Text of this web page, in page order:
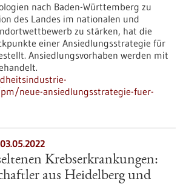
nach Baden-Württemberg zu
des Landes im nationalen und
zu stärken, hat die
einer Ansiedlungsstrategie für
Ansiedlungsvorhaben werden mit
neue-ansiedlungsstrategie-fuer-
Krebserkrankungen:
aus Heidelberg und